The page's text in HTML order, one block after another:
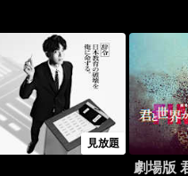
見放題
劇場版